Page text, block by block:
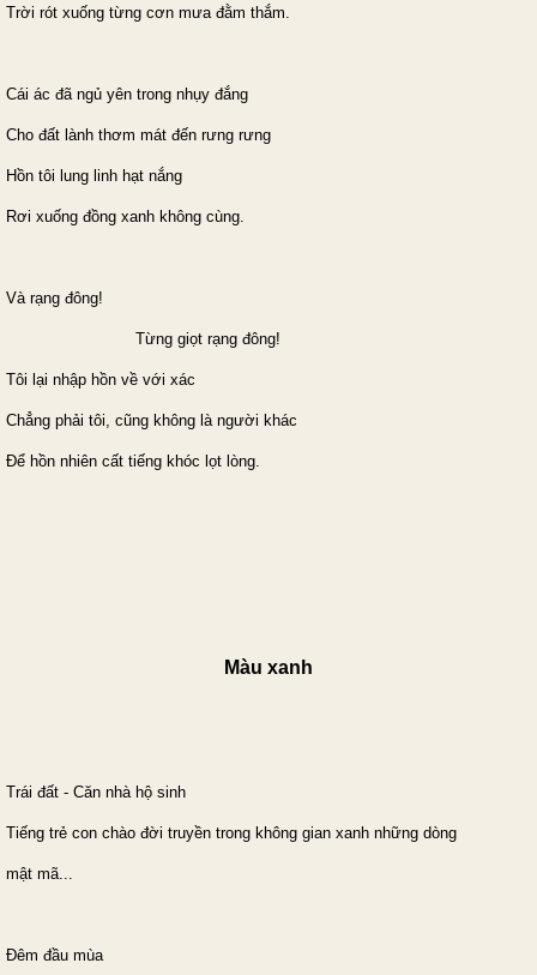
Trời rót xuống từng cơn mưa đằm thắm.
Cái ác đã ngủ yên trong nhụy đắng
Cho đất lành thơm mát đến rưng rưng
Hồn tôi lung linh hạt nắng
Rơi xuống đồng xanh không cùng.
Và rạng đông!
Từng giọt rạng đông!
Tôi lại nhập hồn về với xác
Chẳng phải tôi, cũng không là người khác
Để hồn nhiên cất tiếng khóc lọt lòng.
Màu xanh
Trái đất - Căn nhà hộ sinh
Tiếng trẻ con chào đời truyền trong không gian xanh những dòng
mật mã...
Đêm đầu mùa